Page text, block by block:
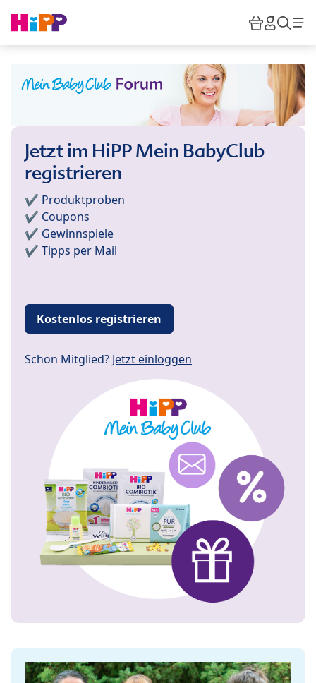
HiPP
Jetzt im HiPP Mein BabyClub
registrieren
✔️ Produktproben
✔️ Coupons
✔️ Gewinnspiele
✔️ Tipps per Mail
Kostenlos registrieren
Schon Mitglied? Jetzt einloggen